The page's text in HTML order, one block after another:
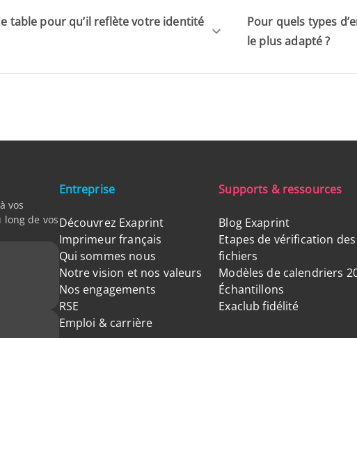
table pour qu’il reflète votre identité
Pour quels types
le plus adapté ?
vos
de vos
Entreprise
Découvrez Exaprint
Imprimeur français
Qui sommes nous
Notre vision et nos valeurs
Nos engagements
RSE
Emploi & carrière
Supports & ressources
Blog Exaprint
Etapes de vérification des
fichiers
Modèles de calendriers
Échantillons
Exaclub fidélité